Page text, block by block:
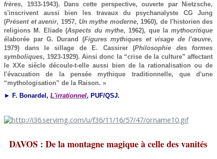
frères, 1933-1943). Dans cette perspective, ouverte par Nietzsche,
s'inscrivent aussi bien les travaux du psychanalyste CG Jung
(Présent et avenir, 1957, Un mythe moderne, 1960), de l'historien des
religions M. Eliade (Aspects du mythe, 1962), que lamythocritique
élaborée par G. Durand (Figures mythiques et visage de l'œuvre,
1979) dans le sillage de E. Cassirer (Philosophie des formes
symboliques, 1923-1929). Ainsi donc la “crise de la culture” affectant
le XXe siècle découle-t-elle aussi bien de la rationalisation ou de
l'évacuation de la pensée mythique traditionnelle, que d'une
“mythologisation” de la Raison. »
► F. Bonardel,L'irrationnel, PUF/QSJ.
DAVOS : De la montagne magique à celle des vanités